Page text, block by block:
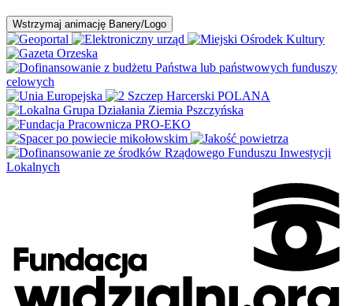
Wstrzymaj animację Banery/Logo